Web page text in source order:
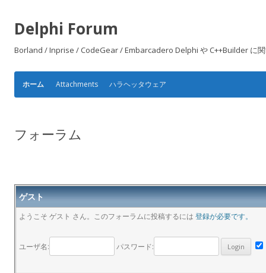
Delphi Forum
Borland / Inprise / CodeGear / Embarcadero Delphi や C++Builder に
ホーム Attachments ハラヘッタウェア
フォーラム
ゲスト
ようこそ ゲスト さん。このフォーラムに投稿するには 登録が必要です。
ユーザ名: パスワード: